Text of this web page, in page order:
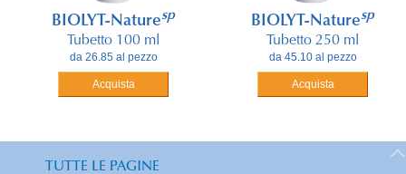
BIOLYT-Naturesp
Tubetto 100 ml
da 26.85 al pezzo
Acquista
BIOLYT-Naturesp
Tubetto 250 ml
da 45.10 al pezzo
Acquista
TUTTE LE PAGINE